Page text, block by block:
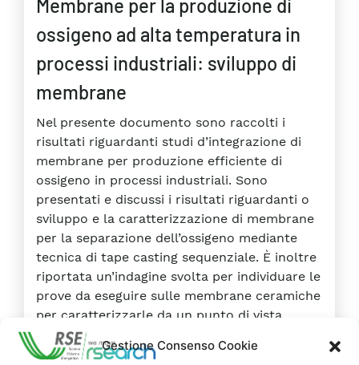
Gestione Consenso Cookie
Membrane per la produzione di
ossigeno ad alta temperatura in
processi industriali: sviluppo di
membrane
Nel presente documento sono raccolti i
risultati riguardanti studi d’integrazione di
membrane per produzione efficiente di
ossigeno in processi industriali. Sono
presentati e discussi i risultati riguardanti o
sviluppo e la caratterizzazione di membrane
per la separazione dell’ossigeno mediante
tecnica di tape casting sequenziale. È inoltre
riportata un’indagine svolta per individuare le
prove da eseguire sulle membrane ceramiche
per caratterizzarle da un punto di vista
meccanico.